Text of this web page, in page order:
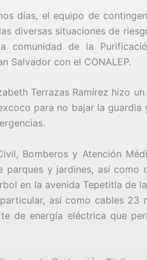
días, el equipo de
diversas situaciones de
comunidad de la
Salvador con el CONALEP.
Terrazas Ramírez hizo
para no bajar la
Bomberos y Atención
y jardines, así como
en la avenida Tepetitla de
así como cables
de energía eléctrica que